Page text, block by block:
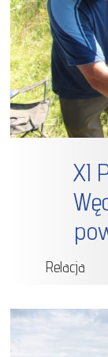
XI
Relacja